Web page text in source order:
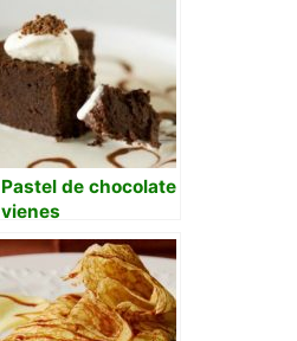
Pastel de chocolate
vienes